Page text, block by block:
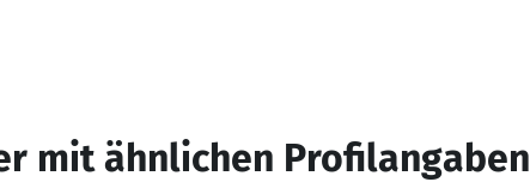
mit ähnlichen Profilangaben